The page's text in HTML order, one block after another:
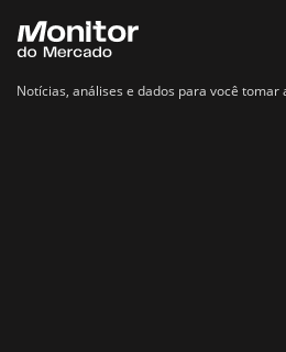
Notícias, análises e dados para você tomar